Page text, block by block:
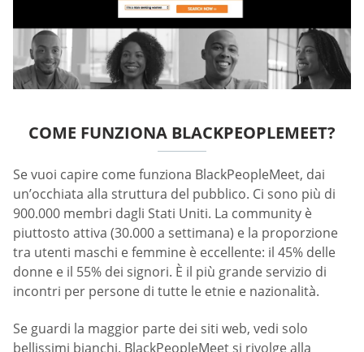
COME FUNZIONA BLACKPEOPLEMEET?
Se vuoi capire come funziona BlackPeopleMeet, dai
un’occhiata alla struttura del pubblico. Ci sono più di
900.000 membri dagli Stati Uniti. La community è
piuttosto attiva (30.000 a settimana) e la proporzione
tra utenti maschi e femmine è eccellente: il 45% delle
donne e il 55% dei signori. È il più grande servizio di
incontri per persone di tutte le etnie e nazionalità.
Se guardi la maggior parte dei siti web, vedi solo
bellissimi bianchi. BlackPeopleMeet si rivolge alla